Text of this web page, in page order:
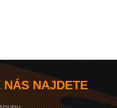
NÁS NAJDETE